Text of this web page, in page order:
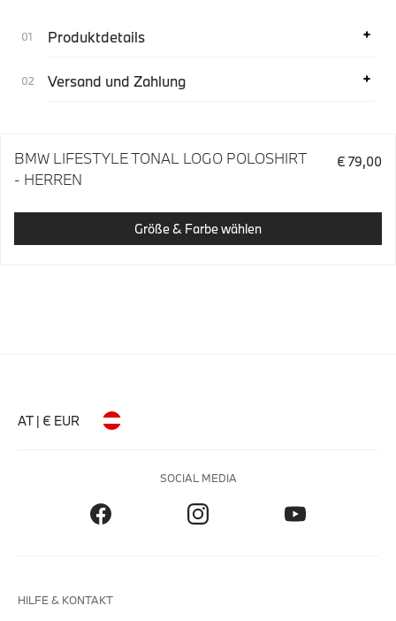
Produktdetails
Versand und Zahlung
BMW LIFESTYLE TONAL LOGO POLOSHIRT
- HERREN
€ 79,00
Größe & Farbe wählen
AT | € EUR
SOCIAL MEDIA
HILFE & KONTAKT